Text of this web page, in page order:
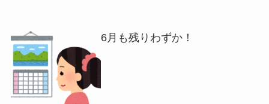
6月も残りわずか！